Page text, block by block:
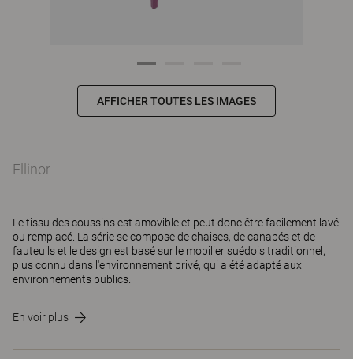
AFFICHER TOUTES LES IMAGES
Ellinor
Le tissu des coussins est amovible et peut donc être facilement lavé
ou remplacé. La série se compose de chaises, de canapés et de
fauteuils et le design est basé sur le mobilier suédois traditionnel,
plus connu dans l'environnement privé, qui a été adapté aux
environnements publics.
En voir plus